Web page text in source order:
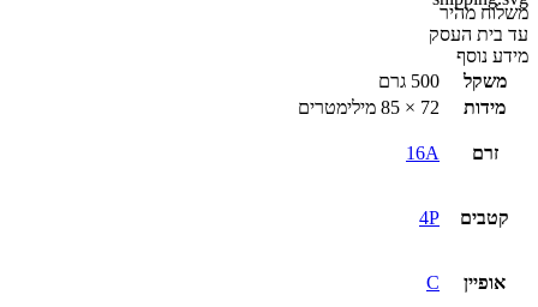
משלוח מהיר
עד בית העסק
מידע נוסף
משקל
500 גרם
מידות
72 × 85 מילימטרים
זרם 16A
קטבים 4P
אופיין C